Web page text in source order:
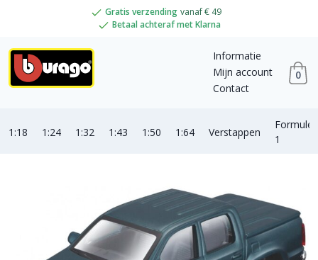
Gratis verzending vanaf € 49
Betaal achteraf met Klarna
Informatie
Mijn account
Contact
0
1:18 1:24 1:32 1:43 1:50 1:64 Verstappen
Formule
1